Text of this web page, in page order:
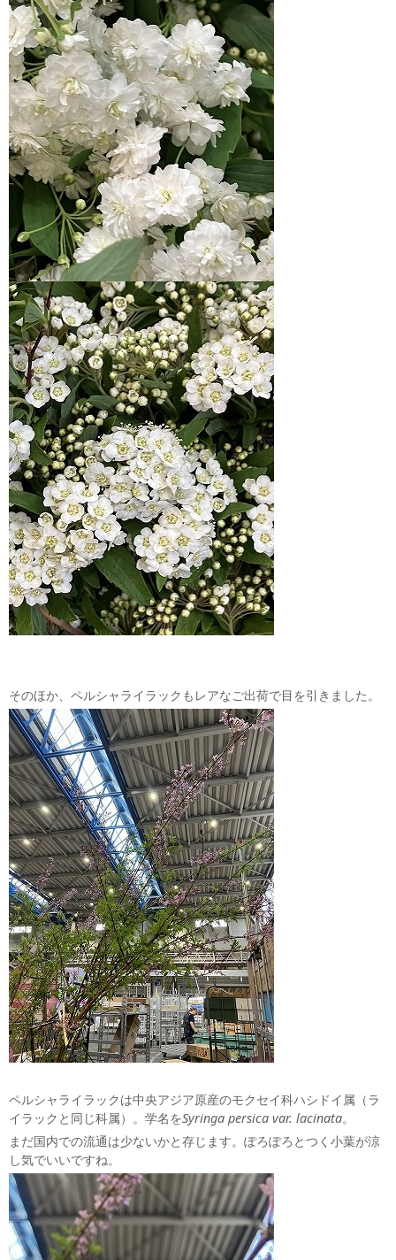
そのほか、ペルシャライラックもレアなご出荷で目を引きました。
ペルシャライラックは中央アジア原産のモクセイ科ハシドイ属（ラ
イラックと同じ科属）。学名をSyringa persica var. lacinata。
まだ国内での流通は少ないかと存じます。ぽろぽろとつく小葉が涼
し気でいいですね。